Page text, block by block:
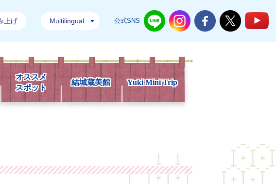
上げ Multilingual 公式SNS 結城市公式LINE結城市公式Instagram
結城市公式Facebook
結城市公式
オススメ
スポット
結城蔵美館 Yuki Mini Trip